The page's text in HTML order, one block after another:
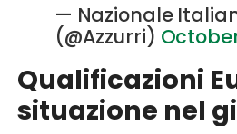
— Nazionale Italiana
(@Azzurri)
Qualificazioni
situazione nel